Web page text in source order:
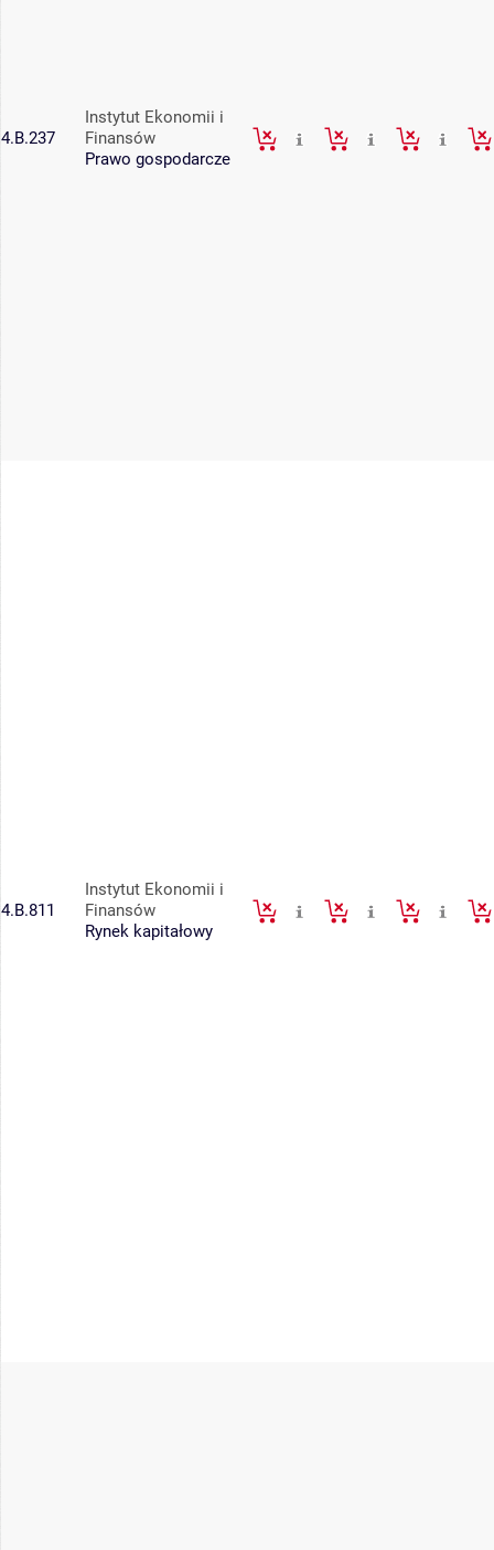
4.B.237
Instytut Ekonomii i
Finansów
Prawo gospodarcze
4.B.811
Instytut Ekonomii i
Finansów
Rynek kapitałowy